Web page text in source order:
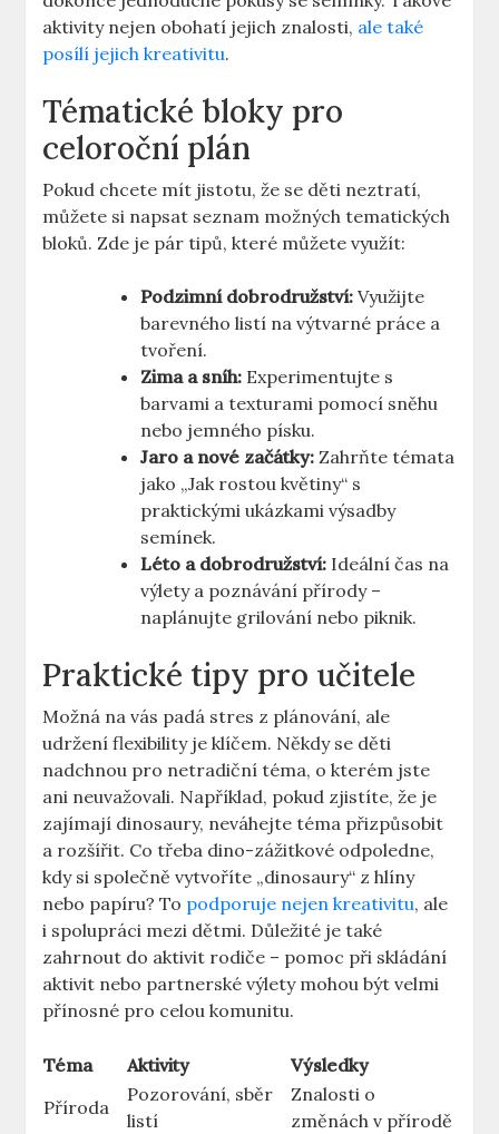
aktivity nejen obohatí jejich znalosti, ale také
posílí jejich kreativitu.
Tématické bloky pro
celoroční plán
Pokud chcete mít jistotu, že se děti neztratí,
můžete si napsat seznam možných tematických
bloků. Zde je pár tipů, které můžete využít:
Podzimní dobrodružství: Využijte
barevného listí na výtvarné práce a
tvoření.
Zima a sníh: Experimentujte s
barvami a texturami pomocí sněhu
nebo jemného písku.
Jaro a nové začátky: Zahrňte témata
jako „Jak rostou květiny“ s
praktickými ukázkami výsadby
semínek.
Léto a dobrodružství: Ideální čas na
výlety a poznávání přírody –
naplánujte grilování nebo piknik.
Praktické tipy pro učitele
Možná na vás padá stres z plánování, ale
udržení flexibility je klíčem. Někdy se děti
nadchnou pro netradiční téma, o kterém jste
ani neuvažovali. Například, pokud zjistíte, že je
zajímají dinosaury, neváhejte téma přizpůsobit
a rozšířit. Co třeba dino-zážitkové odpoledne,
kdy si společně vytvoříte „dinosaury“ z hlíny
nebo papíru? To podporuje nejen kreativitu, ale
i spolupráci mezi dětmi. Důležité je také
zahrnout do aktivit rodiče – pomoc při skládání
aktivit nebo partnerské výlety mohou být velmi
přínosné pro celou komunitu.
Téma Aktivity
Výsledky
Příroda
Pozorování, sběr
listí
Znalosti o
změnách v přírodě